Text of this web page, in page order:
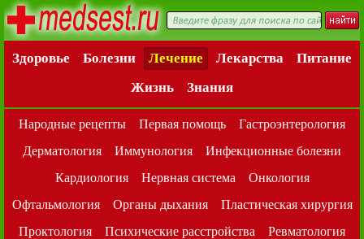
Здоровье Болезни Лечение Лекарства
Питание
Жизнь
Знания
Народные рецепты Первая помощь
Гастроэнтерология
Дерматология
Иммунология
Инфекционные болезни
Кардиология
Нервная система
Онкология
Офтальмология
Органы дыхания
Пластическая хирургия
Проктология
Психические расстройства
Ревматология